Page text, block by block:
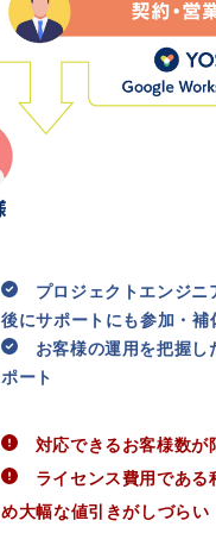
プロジェクトエンジニ
後にサポートにも参加・補
お客様の運用を把握し
ポート
対応できるお客様数が
ライセンス費用である
め大幅な値引きがしづらい